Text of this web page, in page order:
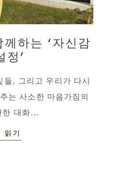
하는 ‘자신감
정’
, 그리고 우리가 다시
는 사소한 마음가짐의
한 대화...
읽기